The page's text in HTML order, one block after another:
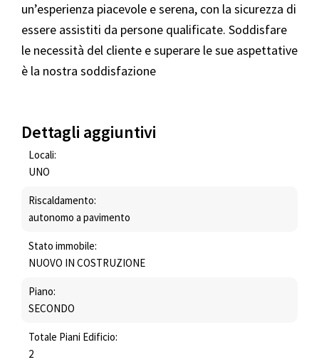
un’esperienza piacevole e serena, con la sicurezza di
essere assistiti da persone qualificate. Soddisfare
le necessità del cliente e superare le sue aspettative
è la nostra soddisfazione
Dettagli aggiuntivi
Locali:
UNO
Riscaldamento:
autonomo a pavimento
Stato immobile:
NUOVO IN COSTRUZIONE
Piano:
SECONDO
Totale Piani Edificio:
2